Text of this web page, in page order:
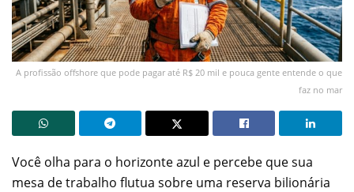
A profissão offshore que pode pagar até R$ 20 mil e pouca gente entende o que
faz no mar
Você olha para o horizonte azul e percebe que sua
mesa de trabalho flutua sobre uma reserva bilionária